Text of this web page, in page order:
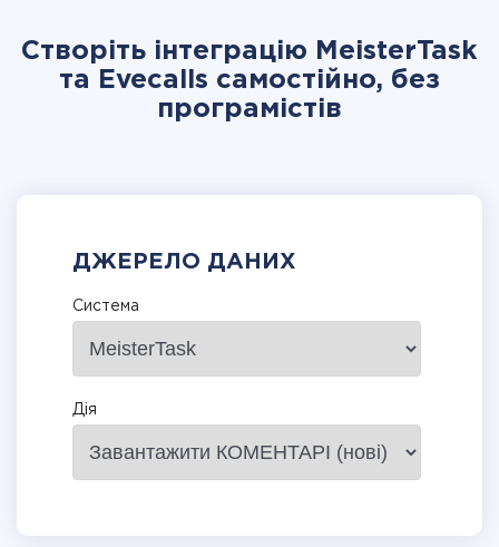
Створіть інтеграцію MeisterTask
та Evecalls самостійно, без
програмістів
ДЖЕРЕЛО ДАНИХ
Система
Дія